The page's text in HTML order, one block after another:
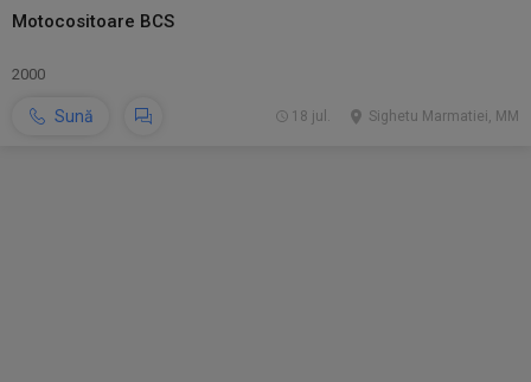
Motocositoare BCS
2000
Sună Sighetu Marmatiei, MM
18 jul.